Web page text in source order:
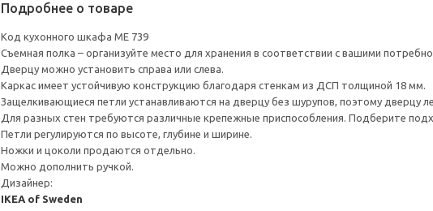
Подробнее о товаре
Код кухонного шкафа ME 739
Съемная полка – организуйте место для хранения в соответствии с вашими
Дверцу можно установить справа или слева.
Каркас имеет устойчивую конструкцию благодаря стенкам из ДСП толщиной 18 мм.
Защелкивающиеся петли устанавливаются на дверцу без шурупов, поэтому дверцу
Для разных стен требуются различные крепежные приспособления. Подберите
Петли регулируются по высоте, глубине и ширине.
Ножки и цоколи продаются отдельно.
Можно дополнить ручкой.
Дизайнер:
IKEA of Sweden